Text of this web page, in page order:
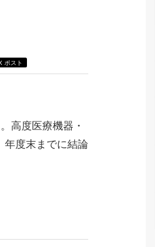
ポスト
高度医療機器・
年度末までに結論